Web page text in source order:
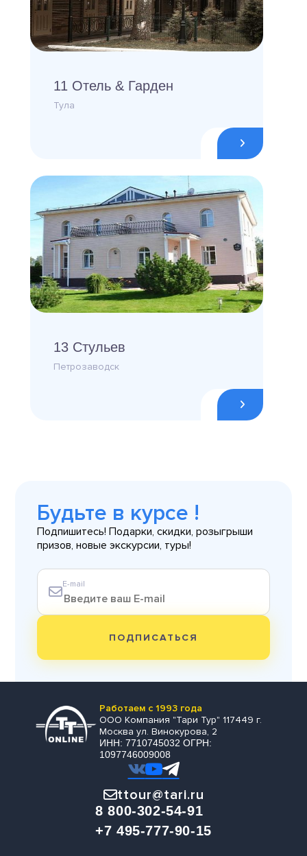
11 Отель & Гарден
Тула
13 Стульев
Петрозаводск
Будьте в курсе !
Подпишитесь! Подарки, скидки, розыгрыши
призов, новые экскурсии, туры!
E-mail
ПОДПИСАТЬСЯ
Работаем с 1993 года
ООО Компания "Тари Тур" 117449 г.
Москва ул. Винокурова, 2
ИНН: 7710745032 ОГРН:
1097746009008
ttour@tari.ru
8 800-302-54-91
+7 495-777-90-15